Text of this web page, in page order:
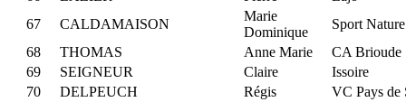
67
CALDAMAISON
Marie
Dominique
Sport
68
THOMAS Anne Marie
CA Brioude
69
SEIGNEUR Claire
Issoire
70
DELPEUCH Régis
VC Pays de